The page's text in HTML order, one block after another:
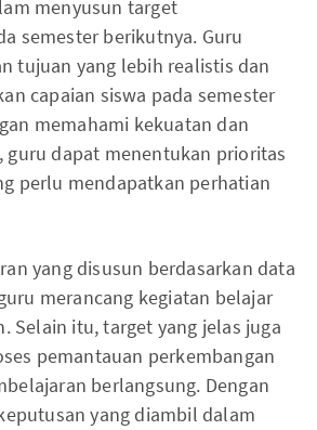
menyusun target
semester berikutnya. Guru
tujuan yang lebih realistis dan
capaian siswa pada semester
memahami kekuatan dan
guru dapat menentukan prioritas
perlu mendapatkan perhatian
yang disusun berdasarkan data
merancang kegiatan belajar
Selain itu, target yang jelas juga
pemantauan perkembangan
berlangsung. Dengan
yang diambil dalam